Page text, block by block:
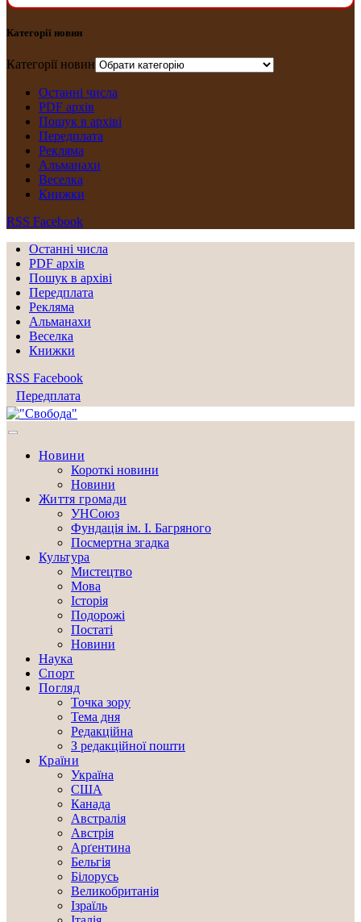
Категорії новин
Категорії новин
Останні числа
PDF архів
Пошук в архіві
Передплата
Рекляма
Альманахи
Веселка
Книжки
RSS Facebook
Останні числа
PDF архів
Пошук в архіві
Передплата
Рекляма
Альманахи
Веселка
Книжки
RSS Facebook
Передплата
Новини
Короткі новини
Новини
Життя громади
УНСоюз
Фундація ім. І. Багряного
Посмертна згадка
Культура
Мистецтво
Мова
Історія
Подорожі
Постаті
Новини
Наука
Спорт
Погляд
Точка зору
Тема дня
Редакційна
З редакційної пошти
Країни
Україна
США
Канада
Австралія
Австрія
Арґентина
Бельгія
Білорусь
Великобританія
Ізраїль